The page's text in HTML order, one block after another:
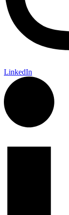
LinkedIn